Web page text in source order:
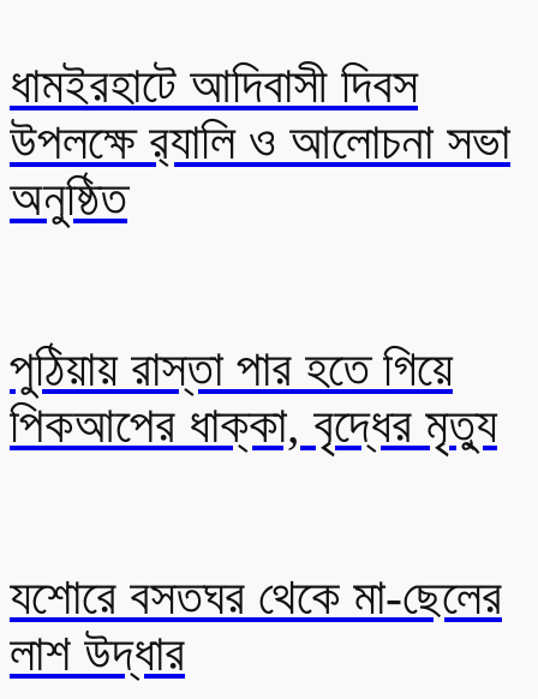
ধামইরহাটে আদিবাসী দিবস
উপলক্ষে র‍্যালি ও আলোচনা সভা
অনুষ্ঠিত
পুঠিয়ায় রাস্তা পার হতে গিয়ে
পিকআপের ধাক্কা, বৃদ্ধের মৃত্যু
যশোরে বসতঘর থেকে মা-ছেলের
লাশ উদ্ধার